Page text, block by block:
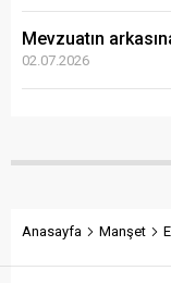
Mevzuatın
02.07.2026
Anasayfa Manşet